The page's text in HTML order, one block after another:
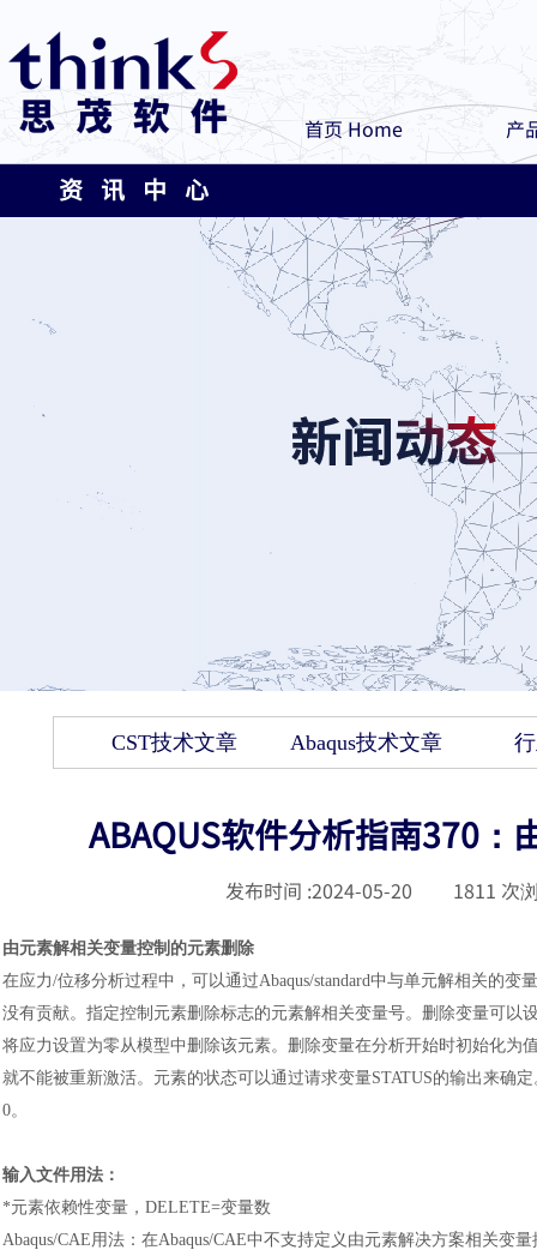
首页 Home 产
资 讯 中 心
CST技术文章 Abaqus技术文章
ABAQUS软件分析指南370：
发布时间 :2024-05-20 1811 次
由元素解相关变量控制的元素删除
在应力/位移分析过程中，可以通过Abaqus/standard中与单元解相关的
没有贡献。指定控制元素删除标志的元素解相关变量号。删除变量可以
将应力设置为零从模型中删除该元素。删除变量在分析开始时初始化
就不能被重新激活。元素的状态可以通过请求变量STATUS的输出来确
0。
输入文件用法 ：
*元素依赖性变量，DELETE=变量数
Abaqus/CAE用法 ： 在Abaqus/CAE中不支持定义由元素解决方案相关变